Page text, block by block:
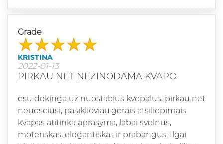
Grade
KRISTINA
2022-01-13
PIRKAU NET NEZINODAMA KVAPO
esu dekinga uz nuostabius kvepalus, pirkau net
neuosciusi, pasiklioviau gerais atsiliepimais.
kvapas atitinka aprasyma, labai svelnus,
moteriskas, elegantiskas ir prabangus. Ilgai